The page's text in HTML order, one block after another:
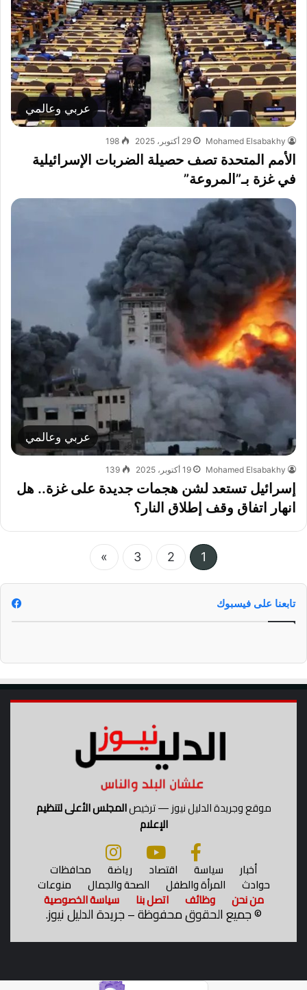
عربي وعالمي
Mohamed Elsabakhy 29 أكتوبر، 2025 198
الأمم المتحدة تصف حصيلة الضربات الإسرائيلية
في غزة بـ”المروعة”
عربي وعالمي
Mohamed Elsabakhy 19 أكتوبر، 2025 139
إسرائيل تستعد لشن هجمات جديدة على غزة.. هل
انهار اتفاق وقف إطلاق النار؟
1
2
3
»
تابعنا على فيسبوك
موقع وجريدة الدليل نيوز — ترخيصالمجلس الأعلى لتنظيم
الإعلام
أخبار سياسة اقتصاد رياضة محافظات
حوادث المرأة والطفل الصحة والجمال منوعات
من نحن وظائف اتصل بنا سياسة الخصوصية
©جميع الحقوق محفوظة – جريدة الدليل نيوز.